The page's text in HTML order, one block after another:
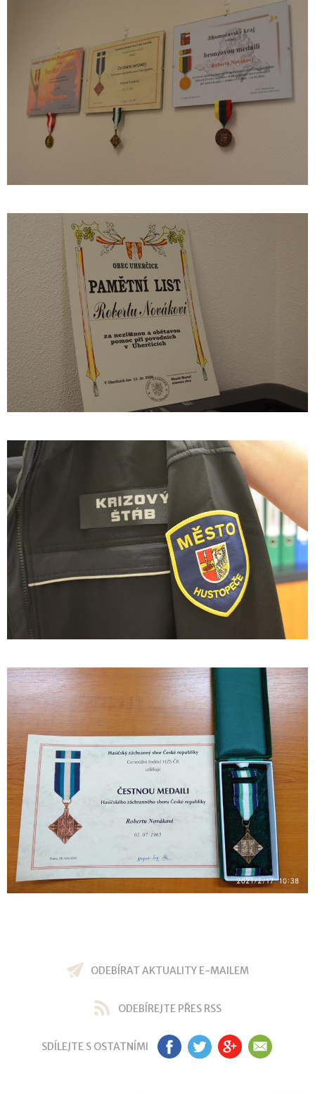
ODEBÍRAT AKTUALITY E-MAILEM
ODEBÍREJTE PŘES RSS
SDÍLEJTE S OSTATNÍMI FB TW GP EM